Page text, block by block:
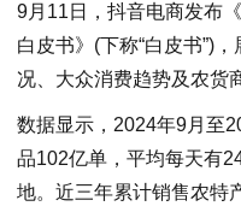
9月11日，抖音电商发布
白皮书》(下称“白皮书”)
况、大众消费趋势及农货
数据显示，2024年9月至
品102亿单，平均每天有
地。近三年累计销售农特